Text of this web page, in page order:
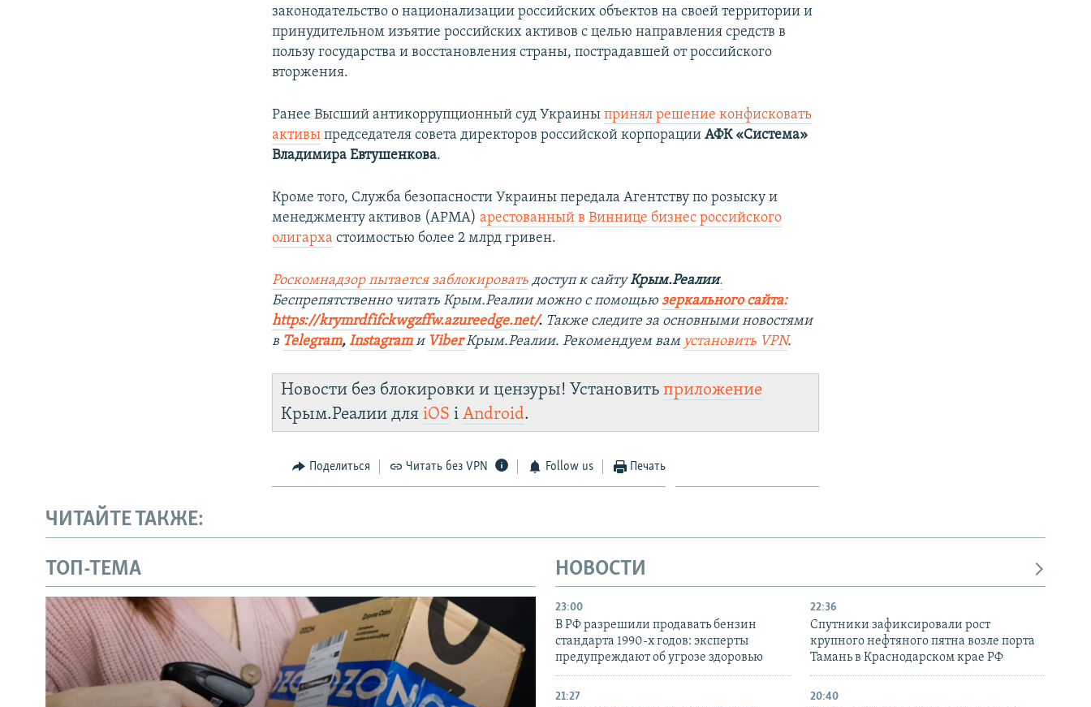
законодательство о национализации российских объектов на своей территории и
принудительном изъятие российских активов с целью направления средств в
пользу государства и восстановления страны, пострадавшей от российского
вторжения.
Ранее Высший антикоррупционный суд Украиныпринял решение конфисковать
активы председателя совета директоров российской корпорацииАФК «Система»
Владимира Евтушенкова.
Кроме того, Служба безопасности Украины передала Агентству по розыску и
менеджменту активов (АРМА)арестованный в Виннице бизнес российского
олигарха стоимостью более 2 млрд гривен.
Роскомнадзор пытается заблокировать доступ к сайтуКрым.Реалии.
Беспрепятственно читать Крым.Реалии можно с помощьюзеркального сайта:
https://krymrdfifckwgzffw.azureedge.net/. ​ Также следите за основными новостями
в Telegram, Instagram и ViberКрым.Реалии. Рекомендуем вам установить VPN.
Новости без блокировки и цензуры! Установитьприложение
Крым.Реалии дляiOS іAndroid.
Поделиться Читать без VPN Follow us Печать
ЧИТАЙТЕ ТАКЖЕ:
ТОП-ТЕМА НОВОСТИ
23:00
В РФ разрешили продавать бензин
стандарта 1990-х годов: эксперты
предупреждают об угрозе здоровью
22:36
Спутники зафиксировали рост
крупного нефтяного пятна возле порта
Тамань в Краснодарском крае РФ
21:27 20:40